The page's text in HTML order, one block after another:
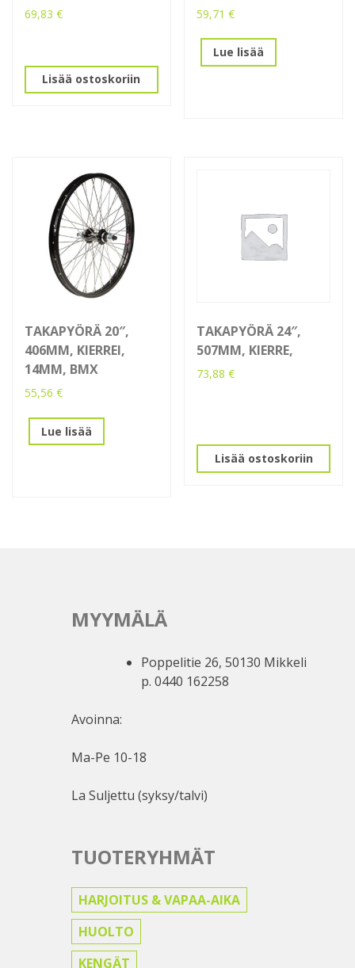
69,83 €
Lisää ostoskoriin
59,71€
Lue lisää
TAKAPYÖRÄ 20″,
406MM, KIERREI,
14MM, BMX
55,56 €
Lue lisää
TAKAPYÖRÄ 24″,
507MM, KIERRE,
73,88€
Lisää ostoskoriin
MYYMÄLÄ
Poppelitie 26, 50130 Mikkeli
p. 0440 162258
Avoinna:
Ma-Pe 10-18
La Suljettu (syksy/talvi)
TUOTERYHMÄT
HARJOITUS & VAPAA-AIKA
HUOLTO
KENGÄT